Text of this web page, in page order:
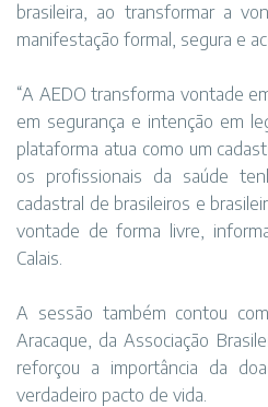
brasileira, ao transformar a
manifestação formal, segura e
“A AEDO transforma vontade
em segurança e intenção em
plataforma atua como um
os profissionais da saúde
cadastral de brasileiros e
vontade de forma livre,
Calais.
A sessão também contou
Aracaque, da Associação
reforçou a importância da
verdadeiro pacto de vida.